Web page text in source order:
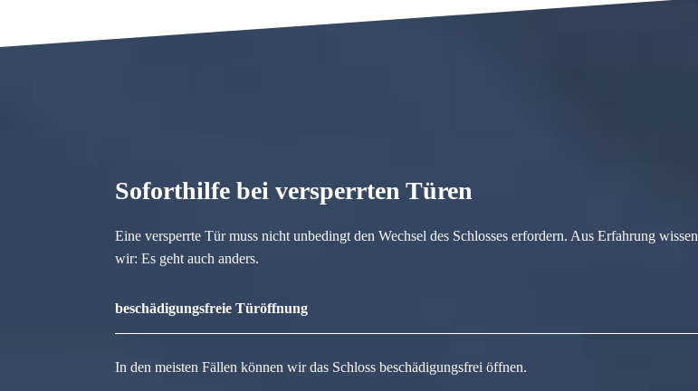
Soforthilfe bei versperrten Türen
Eine versperrte Tür muss nicht unbedingt den Wechsel des Schlosses erfordern. Aus Erfahrung wissen
wir: Es geht auch anders.
beschädigungsfreie Türöffnung
In den meisten Fällen können wir das Schloss beschädigungsfrei öffnen.